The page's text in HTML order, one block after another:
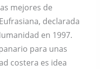
mejores de
declarada
en 1997.
para unas
costera es idea